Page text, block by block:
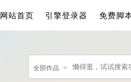
网站首页 引擎登录器 免费脚
全部作品